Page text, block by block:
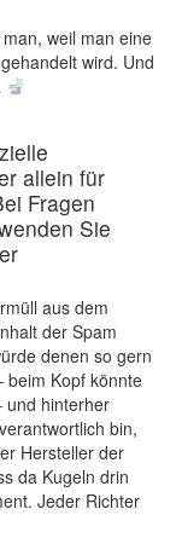
weil man eine
wird. Und
allein für
Fragen
Sie
aus dem
der Spam
denen so gern
beim Kopf könnte
und hinterher
bin,
Hersteller der
da Kugeln drin
Jeder Richter